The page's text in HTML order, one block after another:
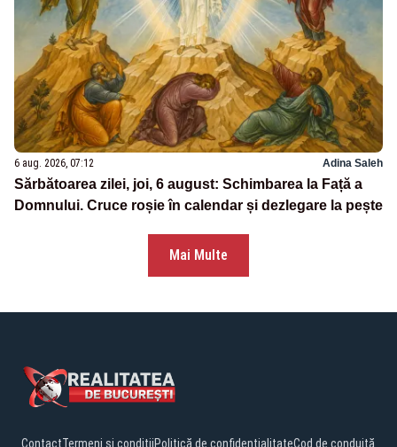
6 aug. 2026, 07:12 Adina Saleh
Sărbătoarea zilei, joi, 6 august: Schimbarea la Față a
Domnului. Cruce roșie în calendar și dezlegare la pește
Mai Multe
ContactTermeni și condițiiPolitică de confidențialitateCod de conduită